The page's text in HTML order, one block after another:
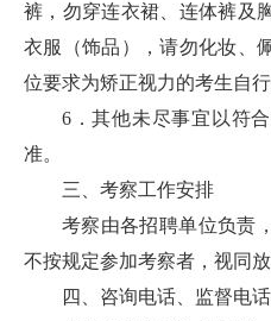
裤，勿穿连衣裙、连体裤及
衣服（饰品），请勿化妆、
位要求为矫正视力的考生自行
6．其他未尽事宜以符
准。
三、考察工作安排
考察由各招聘单位负责
不按规定参加考察者，视同放
四、咨询电话、监督电话